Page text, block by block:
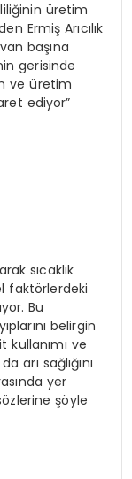
üretim
Ermiş Arıcılık
başına
gerisinde
ve üretim
ediyor”
sıcaklık
faktörlerdeki
Bu
belirgin
kullanımı ve
arı sağlığını
yer
şöyle